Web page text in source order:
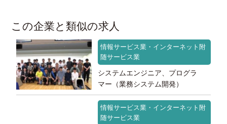
この企業と類似の求人
情報サービス業・インターネット附
随サービス業
システムエンジニア、プログラ
マー（業務システム開発）
情報サービス業・インターネット附
随サービス業